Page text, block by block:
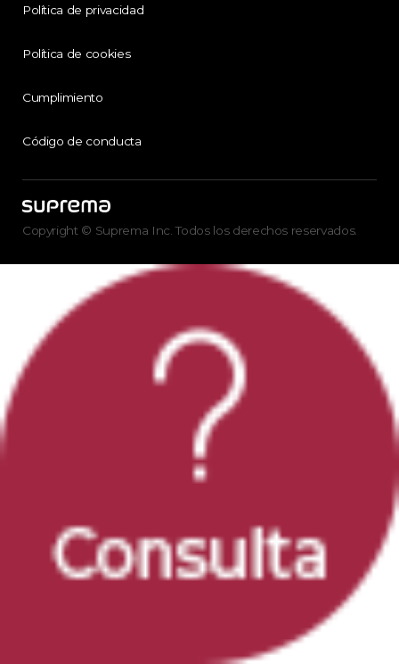
Política de privacidad
Política de cookies
Cumplimiento
Código de conducta
Copyright © Suprema Inc. Todos los derechos reservados.